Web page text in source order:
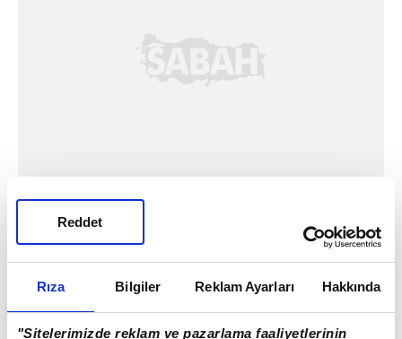
Rıza Bilgiler Reklam Ayarları Hakkında
"Sitelerimizde reklam ve pazarlama faaliyetlerinin
Reddet